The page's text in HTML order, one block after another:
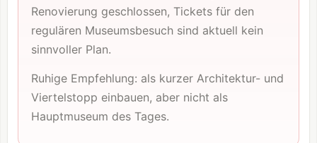
Renovierung geschlossen, Tickets für den
regulären Museumsbesuch sind aktuell kein
sinnvoller Plan.
Ruhige Empfehlung: als kurzer Architektur- und
Viertelstopp einbauen, aber nicht als
Hauptmuseum des Tages.